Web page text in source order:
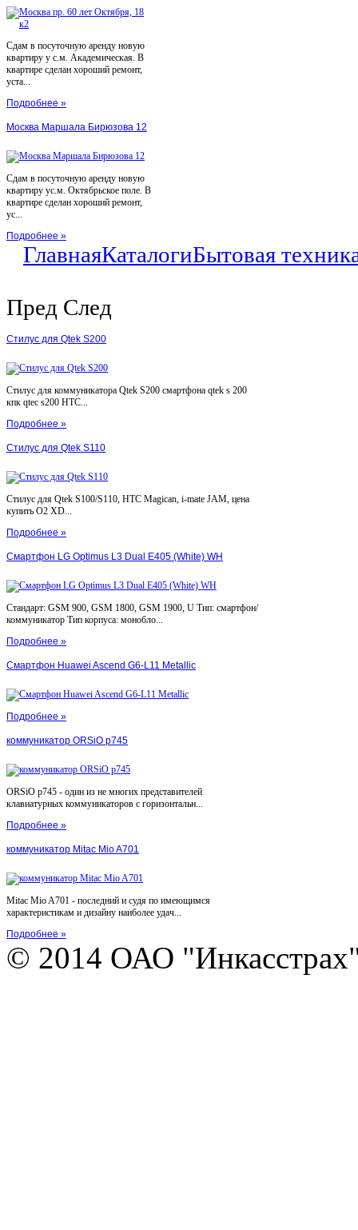
Сдам в посуточную аренду новую
квартиру у с.м. Академическая. В
квартире сделан хороший ремонт,
уста...
Подробнее »
Москва Маршала Бирюзова 12
Сдам в посуточную аренду новую
квартиру ус.м. Октябрьское поле. В
квартире сделан хороший ремонт,
ус...
Подробнее »
ГлавнаяКаталогиБытовая
Пред След
Стилус для Qtek S200
Стилус для коммуникатора Qtek S200 смартфона qtek s 200
кпк qtec s200 HTC...
Подробнее »
Стилус для Qtek S110
Стилус для Qtek S100/S110, HTC Magican, i-mate JAM, цена
купить O2 XD...
Подробнее »
Смартфон LG Optimus L3 Dual E405 (White) WH
Стандарт: GSM 900, GSM 1800, GSM 1900, U Тип: смартфон/
коммуникатор Тип корпуса: монобло...
Подробнее »
Смартфон Huawei Ascend G6-L11 Metallic
Подробнее »
коммуникатор ORSiO p745
ORSiO p745 - один из не многих представителей
клавиатурных коммуникаторов с горизонтальн...
Подробнее »
коммуникатор Mitac Mio A701
Mitac Mio A701 - последний и судя по имеющимся
характеристикам и дизайну наиболее удач...
Подробнее »
© 2014 ОАО